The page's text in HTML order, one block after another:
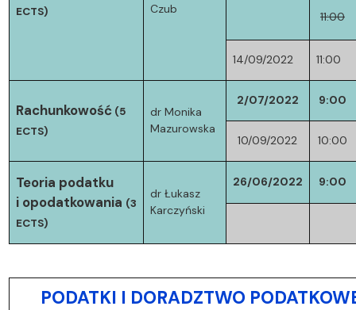
ECTS)
Czub
11:00
14/09/2022 11:00
Rachunkowość (5
ECTS)
dr Monika
Mazurowska
2/07/2022 9:00
10/09/2022 10:00
Teoria podatku
i opodatkowania (3
ECTS)
dr Łukasz
Karczyński
26/06/2022 9:00
PODATKI I DORADZTWO